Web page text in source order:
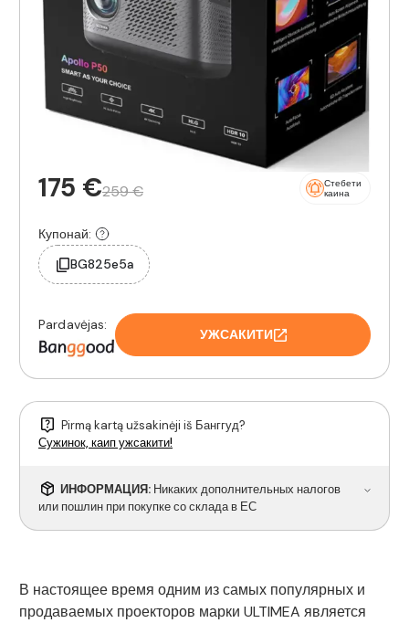
175 €259 €
Стебети
каина
Купонай:
BG825e5a
Pardavėjas:
УЖСАКИТИ
Pirmą kartą užsakinėji iš Банггуд?
Сужинок, каип ужсакити!
ИНФОРМАЦИЯ: Никаких дополнительных налогов
или пошлин при покупке со склада в ЕС
В настоящее время одним из самых популярных и
продаваемых проекторов марки ULTIMEA является